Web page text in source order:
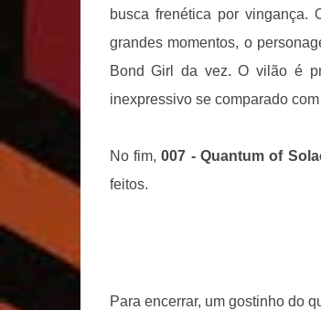
busca frenética por vingança.
grandes momentos, o
Bond Girl da vez. O vilão é
inexpressivo se comparado
No fim,007 - Quantum of
feitos.
Para encerrar, um gostinho do